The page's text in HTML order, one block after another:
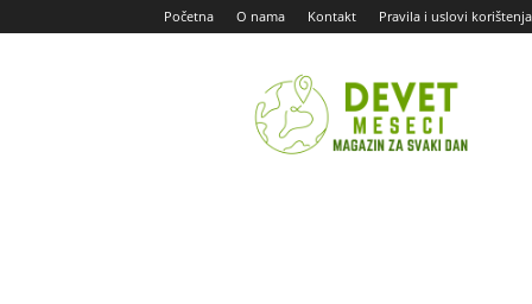
Početna O nama Kontakt Pravila i uslovi korištenja
Devet
Meseci